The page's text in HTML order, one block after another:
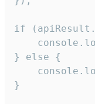
if
} else {
}